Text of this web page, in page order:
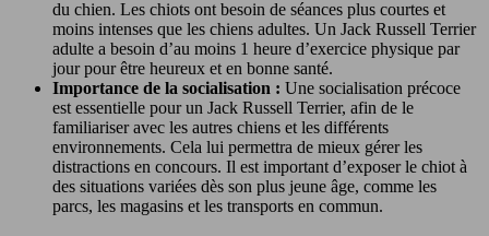
du chien. Les chiots ont besoin de séances plus courtes et
moins intenses que les chiens adultes. Un Jack Russell Terrier
adulte a besoin d’au moins 1 heure d’exercice physique par
jour pour être heureux et en bonne santé.
Importance de la socialisation : Une socialisation précoce
est essentielle pour un Jack Russell Terrier, afin de le
familiariser avec les autres chiens et les différents
environnements. Cela lui permettra de mieux gérer les
distractions en concours. Il est important d’exposer le chiot à
des situations variées dès son plus jeune âge, comme les
parcs, les magasins et les transports en commun.